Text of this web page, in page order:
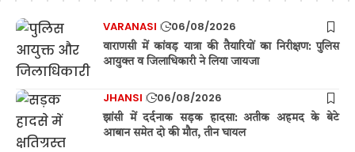
VARANASI 06/08/2026
वाराणसी में कांवड़ यात्रा की तैयारियों का निरीक्षण: पुलिस
आयुक्त व जिलाधिकारी ने लिया जायजा
JHANSI 06/08/2026
झांसी में दर्दनाक सड़क हादसा: अतीक अहमद के बेटे
आबान समेत दो की मौत, तीन घायल